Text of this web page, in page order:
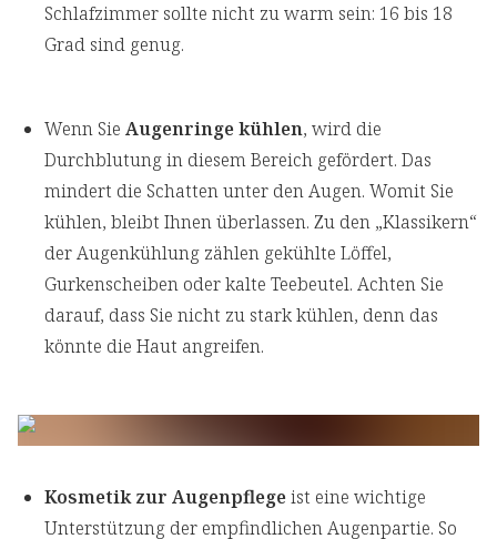
Schlafzimmer sollte nicht zu warm sein: 16 bis 18
Grad sind genug.
Wenn Sie Augenringe kühlen, wird die
Durchblutung in diesem Bereich gefördert. Das
mindert die Schatten unter den Augen. Womit Sie
kühlen, bleibt Ihnen überlassen. Zu den „Klassikern“
der Augenkühlung zählen gekühlte Löffel,
Gurkenscheiben oder kalte Teebeutel. Achten Sie
darauf, dass Sie nicht zu stark kühlen, denn das
könnte die Haut angreifen.
Kosmetik zur Augenpflegeist eine wichtige
Unterstützung der empfindlichen Augenpartie. So